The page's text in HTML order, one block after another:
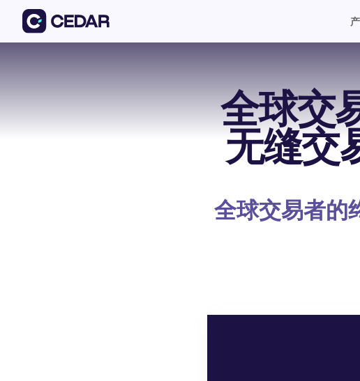
全球交
无缝交
全球交易者的